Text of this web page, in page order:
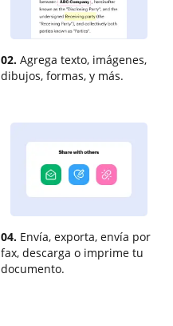
02. Agrega texto, imágenes,
dibujos, formas, y más.
04. Envía, exporta, envía por
fax, descarga o imprime tu
documento.